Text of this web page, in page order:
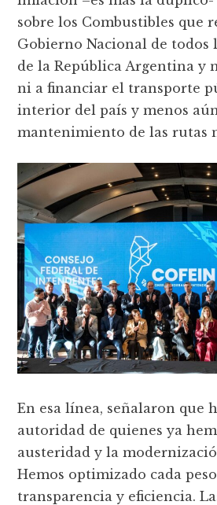
sobre los Combustibles que
Gobierno Nacional de todos
de la República Argentina y
ni a financiar el transporte
interior del país y menos
mantenimiento de las rutas
En esa línea, señalaron que
autoridad de quienes ya
austeridad y la
Hemos optimizado cada
transparencia y eficiencia.